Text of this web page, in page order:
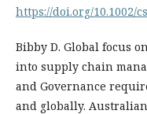
https://doi.org/10.1002/
Bibby D. Global focus
into supply chain
and Governance
and globally.